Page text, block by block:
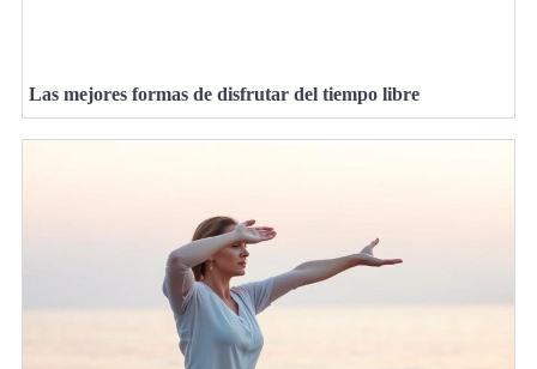
Las mejores formas de disfrutar del tiempo libre